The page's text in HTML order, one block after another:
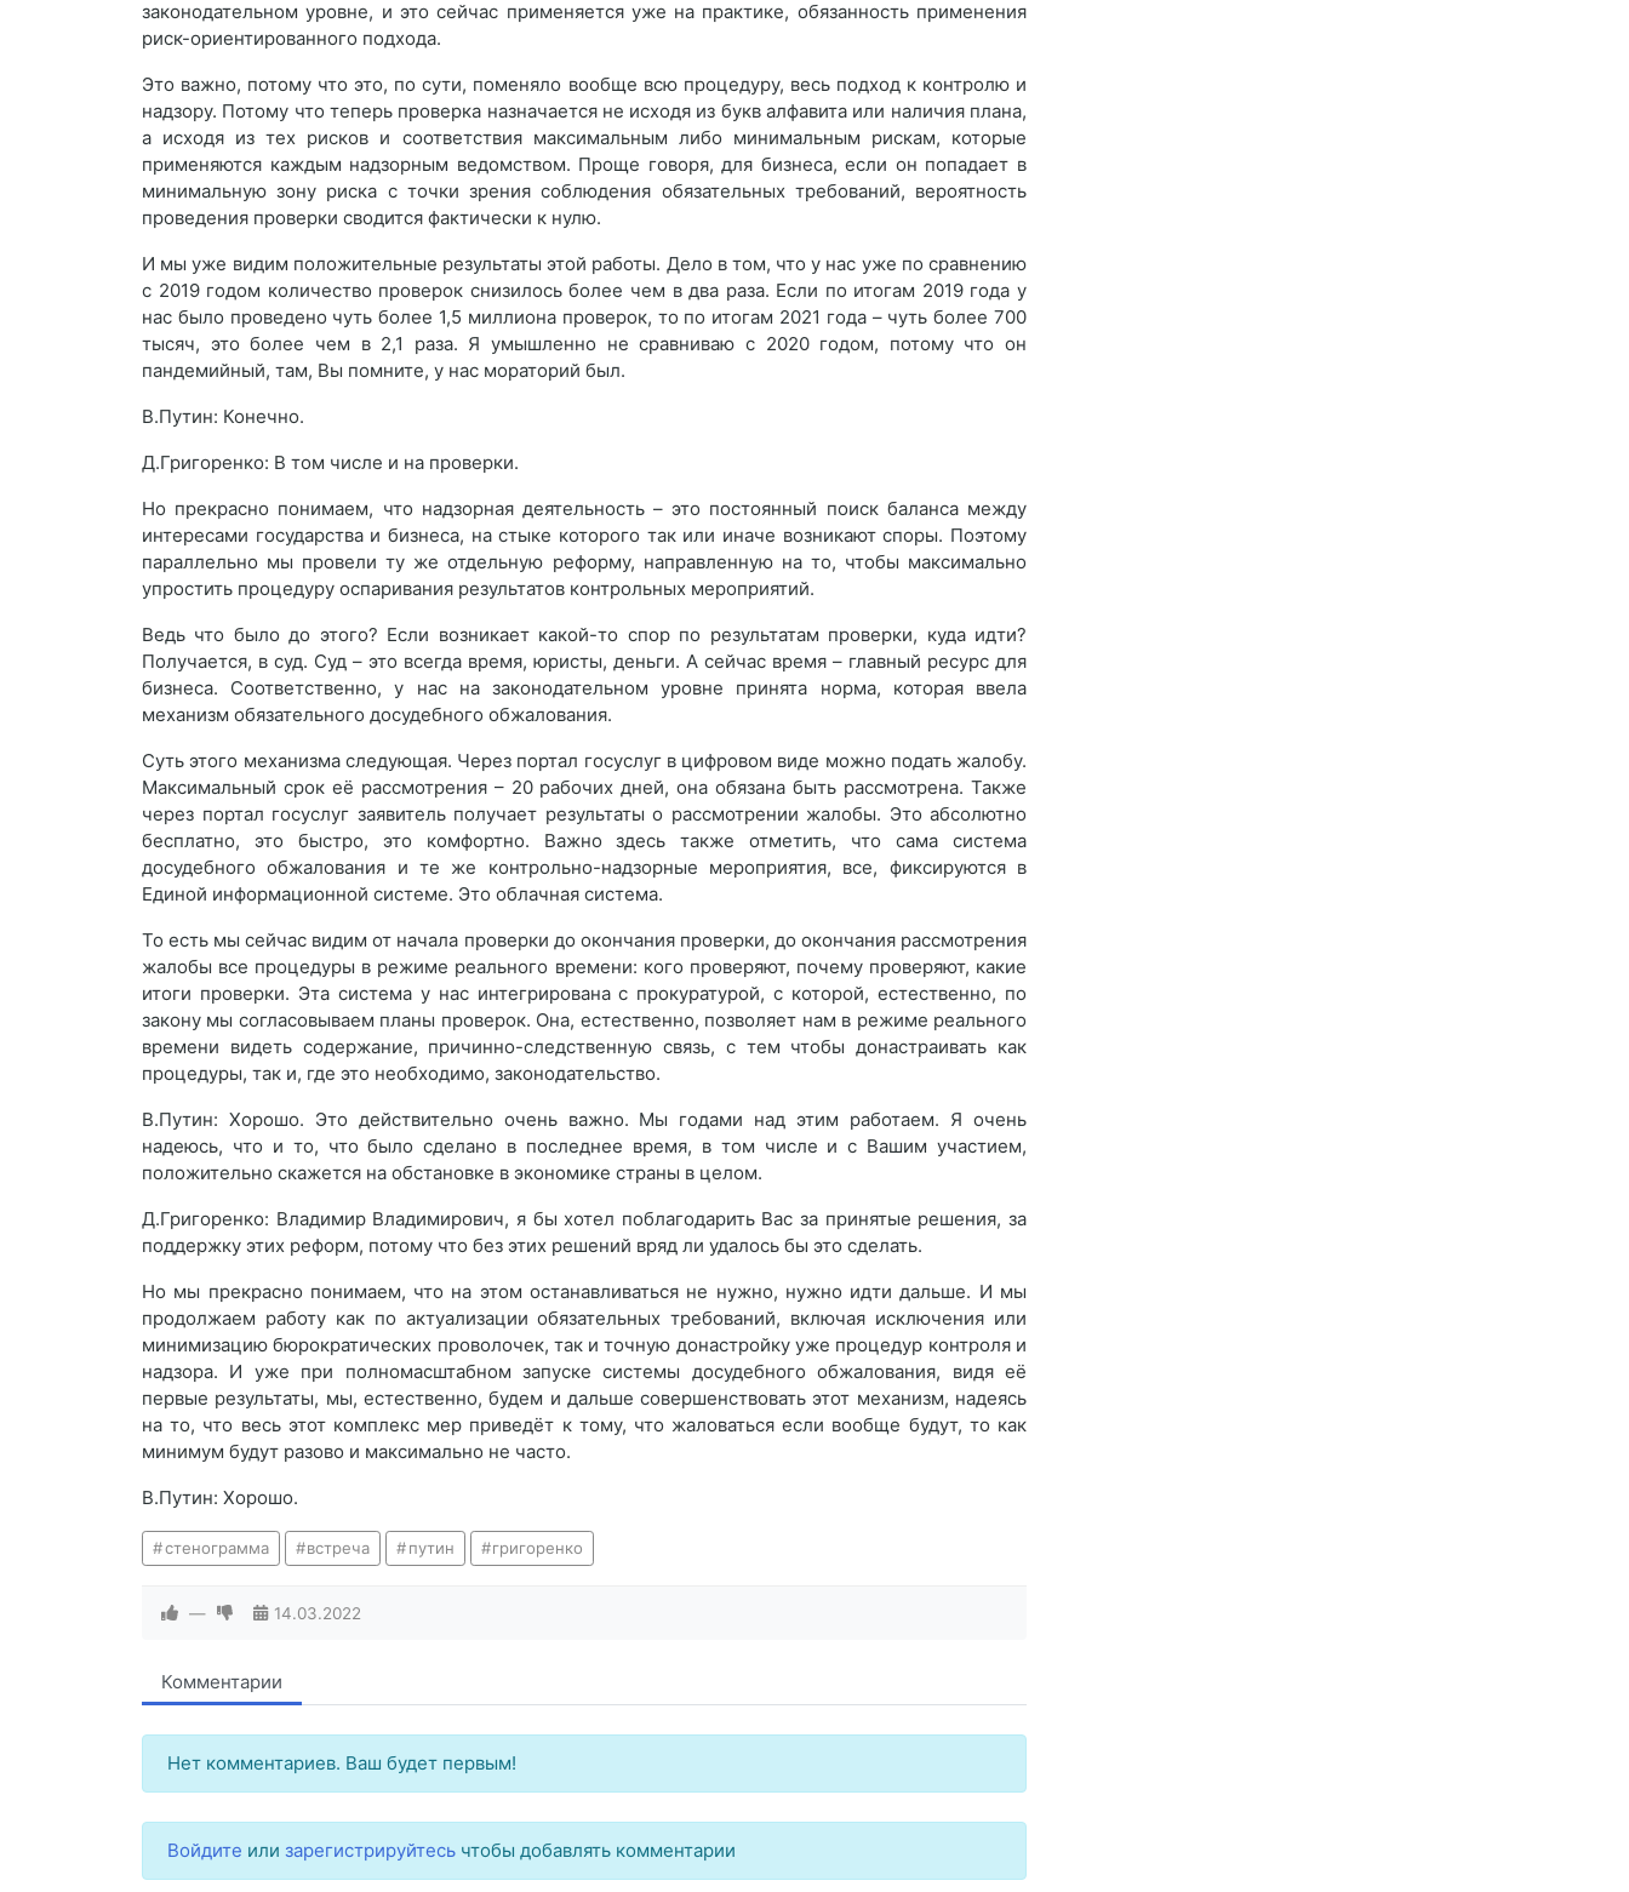
законодательном уровне, и это сейчас применяется уже на практике, обязанность применения
риск-ориентированного подхода.
Это важно, потому что это, по сути, поменяло вообще всю процедуру, весь подход к контролю и
надзору. Потому что теперь проверка назначается не исходя из букв алфавита или наличия плана,
а исходя из тех рисков и соответствия максимальным либо минимальным рискам, которые
применяются каждым надзорным ведомством. Проще говоря, для бизнеса, если он попадает в
минимальную зону риска с точки зрения соблюдения обязательных требований, вероятность
проведения проверки сводится фактически к нулю.
И мы уже видим положительные результаты этой работы. Дело в том, что у нас уже по сравнению
с 2019 годом количество проверок снизилось более чем в два раза. Если по итогам 2019 года у
нас было проведено чуть более 1,5 миллиона проверок, то по итогам 2021 года – чуть более 700
тысяч, это более чем в 2,1 раза. Я умышленно не сравниваю с 2020 годом, потому что он
пандемийный, там, Вы помните, у нас мораторий был.
В.Путин: Конечно.
Д.Григоренко: В том числе и на проверки.
Но прекрасно понимаем, что надзорная деятельность – это постоянный поиск баланса между
интересами государства и бизнеса, на стыке которого так или иначе возникают споры. Поэтому
параллельно мы провели ту же отдельную реформу, направленную на то, чтобы максимально
упростить процедуру оспаривания результатов контрольных мероприятий.
Ведь что было до этого? Если возникает какой-то спор по результатам проверки, куда идти?
Получается, в суд. Суд – это всегда время, юристы, деньги. А сейчас время – главный ресурс для
бизнеса. Соответственно, у нас на законодательном уровне принята норма, которая ввела
механизм обязательного досудебного обжалования.
Суть этого механизма следующая. Через портал госуслуг в цифровом виде можно подать жалобу.
Максимальный срок её рассмотрения – 20 рабочих дней, она обязана быть рассмотрена. Также
через портал госуслуг заявитель получает результаты о рассмотрении жалобы. Это абсолютно
бесплатно, это быстро, это комфортно. Важно здесь также отметить, что сама система
досудебного обжалования и те же контрольно-надзорные мероприятия, все, фиксируются в
Единой информационной системе. Это облачная система.
То есть мы сейчас видим от начала проверки до окончания проверки, до окончания рассмотрения
жалобы все процедуры в режиме реального времени: кого проверяют, почему проверяют, какие
итоги проверки. Эта система у нас интегрирована с прокуратурой, с которой, естественно, по
закону мы согласовываем планы проверок. Она, естественно, позволяет нам в режиме реального
времени видеть содержание, причинно-следственную связь, с тем чтобы донастраивать как
процедуры, так и, где это необходимо, законодательство.
В.Путин: Хорошо. Это действительно очень важно. Мы годами над этим работаем. Я очень
надеюсь, что и то, что было сделано в последнее время, в том числе и с Вашим участием,
положительно скажется на обстановке в экономике страны в целом.
Д.Григоренко: Владимир Владимирович, я бы хотел поблагодарить Вас за принятые решения, за
поддержку этих реформ, потому что без этих решений вряд ли удалось бы это сделать.
Но мы прекрасно понимаем, что на этом останавливаться не нужно, нужно идти дальше. И мы
продолжаем работу как по актуализации обязательных требований, включая исключения или
минимизацию бюрократических проволочек, так и точную донастройку уже процедур контроля и
надзора. И уже при полномасштабном запуске системы досудебного обжалования, видя её
первые результаты, мы, естественно, будем и дальше совершенствовать этот механизм, надеясь
на то, что весь этот комплекс мер приведёт к тому, что жаловаться если вообще будут, то как
минимум будут разово и максимально не часто.
В.Путин: Хорошо.
стенограмма встреча путин григоренко
— 14.03.2022
Комментарии
Нет комментариев. Ваш будет первым!
Войдите или зарегистрируйтесь чтобы добавлять комментарии